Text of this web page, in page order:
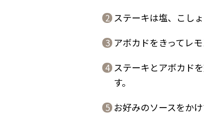
2 ステーキは塩、こし
3 アボカドをきってレ
4 ステーキとアボカド
す。
5 お好みのソースをか